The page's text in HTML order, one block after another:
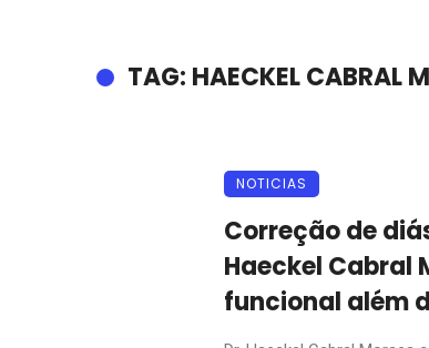
TAG: HAECKEL CABRAL
NOTICIAS
Correção de
Haeckel Cabral
funcional além